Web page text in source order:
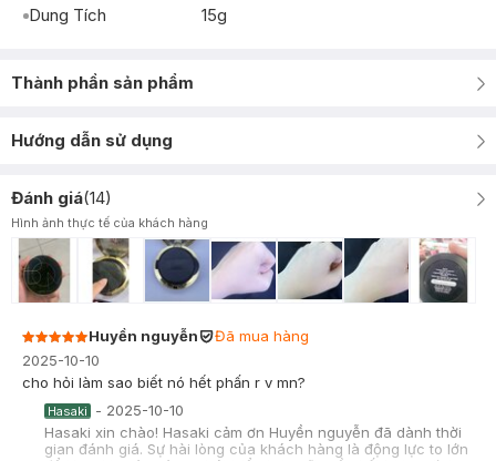
Dung Tích
15g
Thành phần sản phẩm
Hướng dẫn sử dụng
Đánh giá(14)
Hình ảnh thực tế của khách hàng
Huyền nguyễn
Đã mua hàng
2025-10-10
cho hỏi làm sao biết nó hết phấn r v mn?
Hasaki - 2025-10-10
Hasaki xin chào! Hasaki cảm ơn Huyền nguyễn đã dành thời
gian đánh giá. Sự hài lòng của khách hàng là động lực to lớn